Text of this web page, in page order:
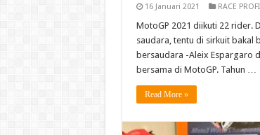
16 Januari 2021 RACE
MotoGP 2021 diikuti 22 rider.
saudara, tentu di sirkuit bakal
bersaudara -Aleix Espargaro
bersama di MotoGP. Tahun …
Read More »